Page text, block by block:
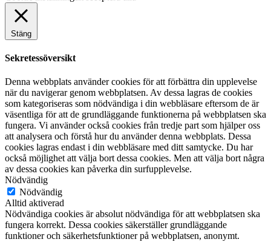
Stäng
Sekretessöversikt
Denna webbplats använder cookies för att förbättra din upplevelse
när du navigerar genom webbplatsen. Av dessa lagras de cookies
som kategoriseras som nödvändiga i din webbläsare eftersom de är
väsentliga för att de grundläggande funktionerna på webbplatsen ska
fungera. Vi använder också cookies från tredje part som hjälper oss
att analysera och förstå hur du använder denna webbplats. Dessa
cookies lagras endast i din webbläsare med ditt samtycke. Du har
också möjlighet att välja bort dessa cookies. Men att välja bort några
av dessa cookies kan påverka din surfupplevelse.
Nödvändig
Nödvändig
Alltid aktiverad
Nödvändiga cookies är absolut nödvändiga för att webbplatsen ska
fungera korrekt. Dessa cookies säkerställer grundläggande
funktioner och säkerhetsfunktioner på webbplatsen, anonymt.